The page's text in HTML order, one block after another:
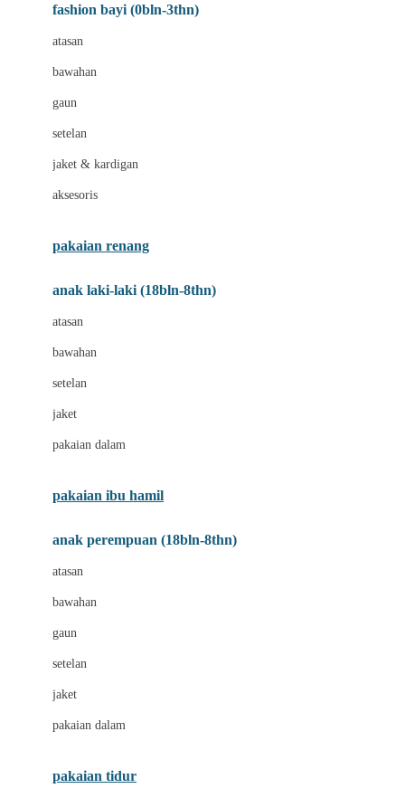
Blooming Marvellous
Bravado
Buds Organics
Bugaboo
C
Cottonseeds
Crane
Drew
fashion bayi (0bln-3thn)
atasan
bawahan
gaun
setelan
jaket & kardigan
aksesoris
pakaian renang
anak laki-laki (18bln-8thn)
atasan
bawahan
setelan
jaket
pakaian dalam
pakaian ibu hamil
anak perempuan (18bln-8thn)
atasan
bawahan
gaun
setelan
jaket
pakaian dalam
pakaian tidur